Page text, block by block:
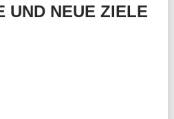
UND NEUE ZIELE